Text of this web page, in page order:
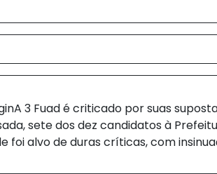
3 Fuad é criticado por suas
sete dos dez candidatos à
foi alvo de duras críticas, com